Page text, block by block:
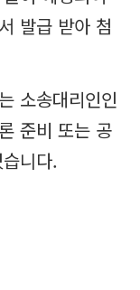
발급 받아 첨
소송대리인인
준비 또는 공
니다.